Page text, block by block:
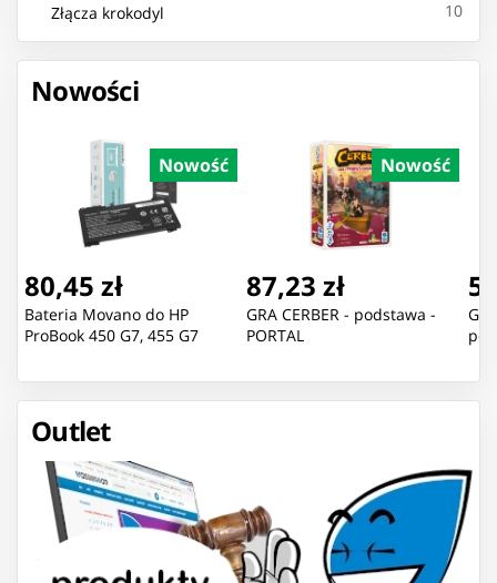
Złącza krokodyl 10
Nowości
Nowość
80,45 zł
Bateria Movano do HP
ProBook 450 G7, 455 G7
Nowość
87,23 zł
GRA CERBER - podstawa -
PORTAL
Outlet